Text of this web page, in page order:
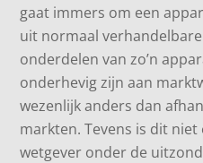
gaat immers om een
uit normaal
onderdelen van zo’n
onderhevig zijn aan
wezenlijk anders dan
markten. Tevens is dit niet
wetgever onder de